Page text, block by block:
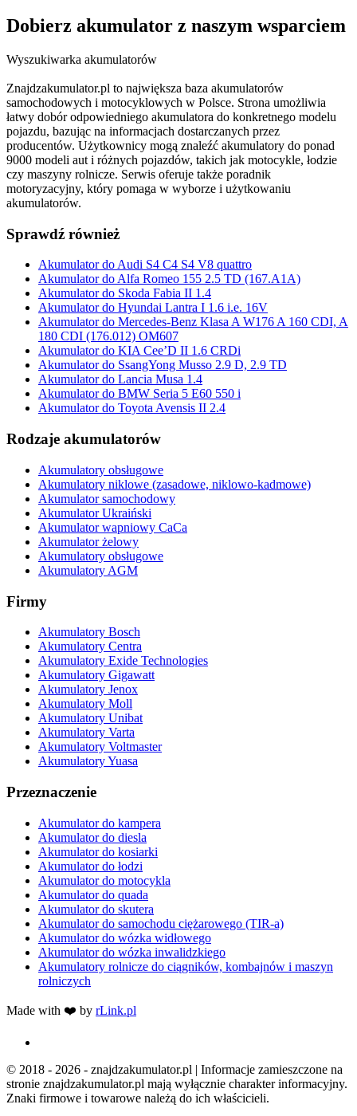
Dobierz akumulator z naszym wsparciem
Wyszukiwarka akumulatorów
Znajdzakumulator.pl to największa baza akumulatorów
samochodowych i motocyklowych w Polsce. Strona umożliwia
łatwy dobór odpowiedniego akumulatora do konkretnego modelu
pojazdu, bazując na informacjach dostarczanych przez
producentów. Użytkownicy mogą znaleźć akumulatory do ponad
9000 modeli aut i różnych pojazdów, takich jak motocykle, łodzie
czy maszyny rolnicze. Serwis oferuje także poradnik
motoryzacyjny, który pomaga w wyborze i użytkowaniu
akumulatorów.
Sprawdź również
Akumulator do Audi S4 C4 S4 V8 quattro
Akumulator do Alfa Romeo 155 2.5 TD (167.A1A)
Akumulator do Skoda Fabia II 1.4
Akumulator do Hyundai Lantra I 1.6 i.e. 16V
Akumulator do Mercedes-Benz Klasa A W176 A 160 CDI, A
180 CDI (176.012) OM607
Akumulator do KIA Cee’D II 1.6 CRDi
Akumulator do SsangYong Musso 2.9 D, 2.9 TD
Akumulator do Lancia Musa 1.4
Akumulator do BMW Seria 5 E60 550 i
Akumulator do Toyota Avensis II 2.4
Rodzaje akumulatorów
Akumulatory obsługowe
Akumulatory niklowe (zasadowe, niklowo-kadmowe)
Akumulator samochodowy
Akumulator Ukraiński
Akumulator wapniowy CaCa
Akumulator żelowy
Akumulatory obsługowe
Akumulatory AGM
Firmy
Akumulatory Bosch
Akumulatory Centra
Akumulatory Exide Technologies
Akumulatory Gigawatt
Akumulatory Jenox
Akumulatory Moll
Akumulatory Unibat
Akumulatory Varta
Akumulatory Voltmaster
Akumulatory Yuasa
Przeznaczenie
Akumulator do kampera
Akumulator do diesla
Akumulator do kosiarki
Akumulator do łodzi
Akumulator do motocykla
Akumulator do quada
Akumulator do skutera
Akumulator do samochodu ciężarowego (TIR-a)
Akumulator do wózka widłowego
Akumulator do wózka inwalidzkiego
Akumulatory rolnicze do ciągników, kombajnów i maszyn
rolniczych
Made with ❤️ by rLink.pl
© 2018 - 2026 - znajdzakumulator.pl | Informacje zamieszczone na
stronie znajdzakumulator.pl mają wyłącznie charakter informacyjny.
Znaki firmowe i towarowe należą do ich właścicieli.